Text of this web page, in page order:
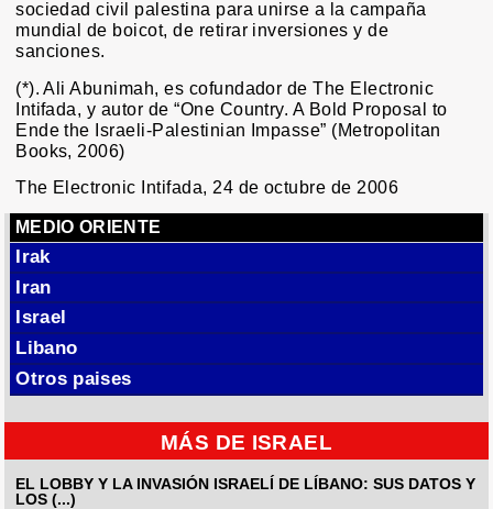
sociedad civil palestina para unirse a la campaña
mundial de boicot, de retirar inversiones y de
sanciones.
(*). Ali Abunimah, es cofundador de The Electronic
Intifada, y autor de “One Country. A Bold Proposal to
Ende the Israeli-Palestinian Impasse” (Metropolitan
Books, 2006)
The Electronic Intifada, 24 de octubre de 2006
MEDIO ORIENTE
Irak
Iran
Israel
Libano
Otros paises
MÁS DE ISRAEL
EL LOBBY Y LA INVASIÓN ISRAELÍ DE LÍBANO: SUS DATOS Y
LOS (...)